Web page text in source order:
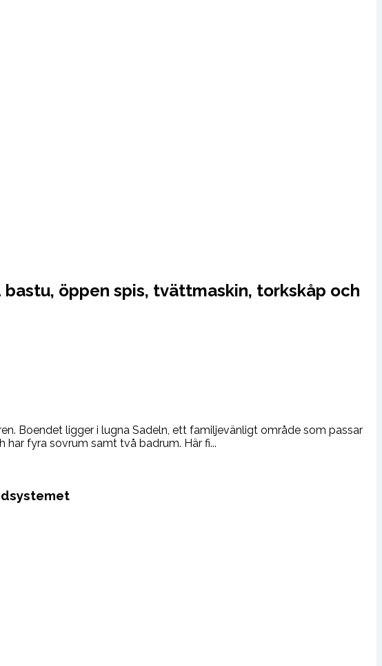
öppen spis, tvättmaskin, torkskåp och
Boendet ligger i lugna Sadeln, ett familjevänligt område som passar
fyra sovrum samt två badrum. Här fi...